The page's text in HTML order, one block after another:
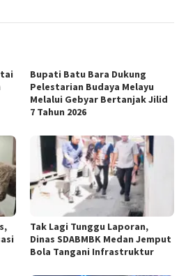
Bupati Batu Bara Dukung
Pelestarian Budaya Melayu
Melalui Gebyar Bertanjak Jilid
7 Tahun 2026
Tak Lagi Tunggu Laporan,
Dinas SDABMBK Medan Jemput
Bola Tangani Infrastruktur